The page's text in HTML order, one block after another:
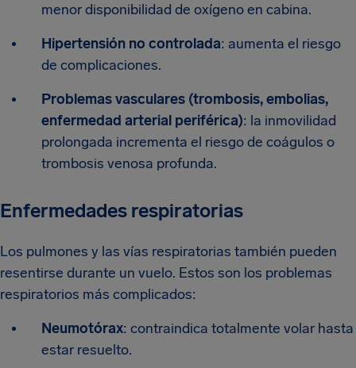
menor disponibilidad de oxígeno en cabina.
Hipertensión no controlada: aumenta el riesgo
de complicaciones.
Problemas vasculares (trombosis, embolias,
enfermedad arterial periférica): la inmovilidad
prolongada incrementa el riesgo de coágulos o
trombosis venosa profunda.
Enfermedades respiratorias
Los pulmones y las vías respiratorias también pueden
resentirse durante un vuelo. Estos son los problemas
respiratorios más complicados:
Neumotórax: contraindica totalmente volar hasta
estar resuelto.